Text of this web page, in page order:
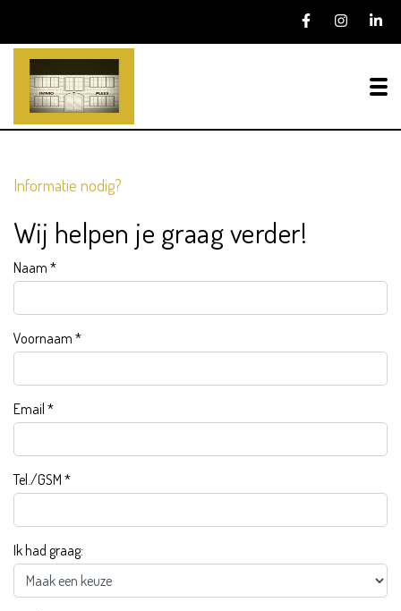
Wij helpen je graag verder!
Informatie nodig?
Naam *
Voornaam *
Email *
Tel./GSM *
Ik had graag: